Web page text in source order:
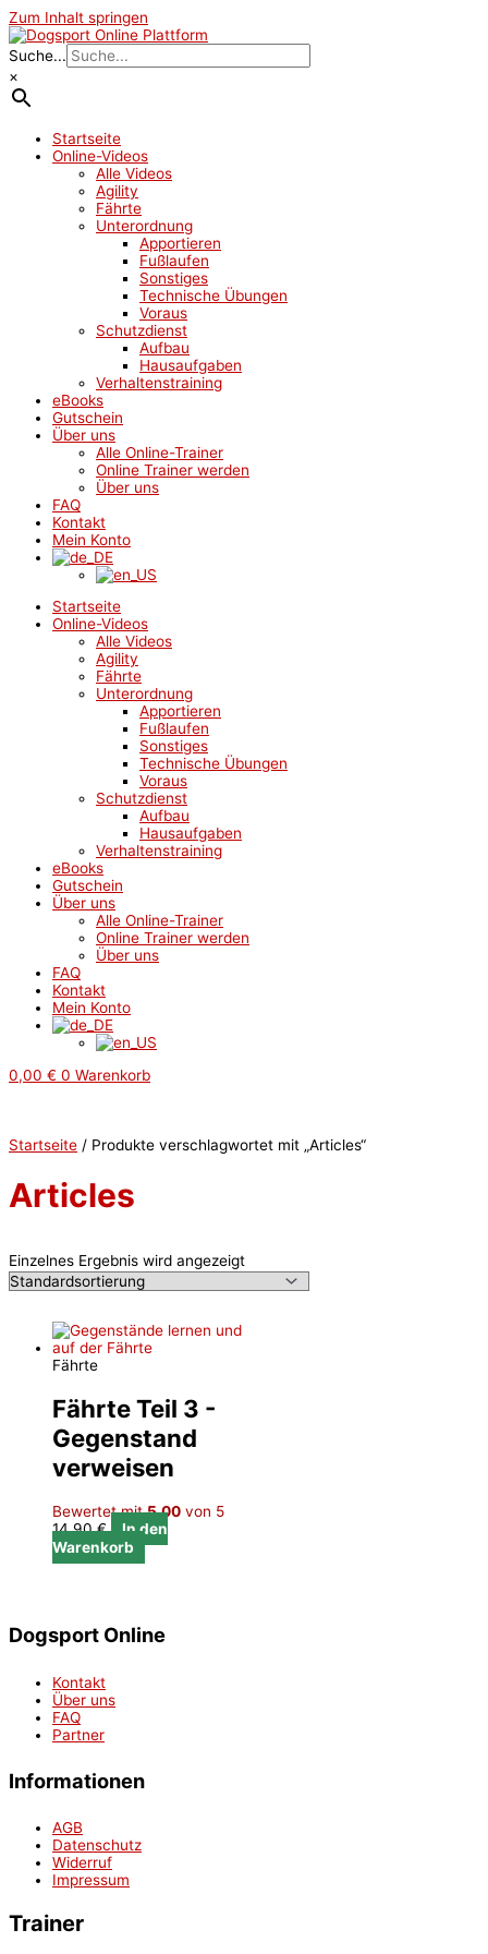
Zum Inhalt springen
Suche...
×
Startseite
Online-Videos
Alle Videos
Agility
Fährte
Unterordnung
Apportieren
Fußlaufen
Sonstiges
Technische Übungen
Voraus
Schutzdienst
Aufbau
Hausaufgaben
Verhaltenstraining
eBooks
Gutschein
Über uns
Alle Online-Trainer
Online Trainer werden
Über uns
FAQ
Kontakt
Mein Konto
Startseite
Online-Videos
Alle Videos
Agility
Fährte
Unterordnung
Apportieren
Fußlaufen
Sonstiges
Technische Übungen
Voraus
Schutzdienst
Aufbau
Hausaufgaben
Verhaltenstraining
eBooks
Gutschein
Über uns
Alle Online-Trainer
Online Trainer werden
Über uns
FAQ
Kontakt
Mein Konto
0,00 € 0 Warenkorb
Startseite / Produkte verschlagwortet mit „Articles“
Articles
Einzelnes Ergebnis wird angezeigt
Fährte
Fährte Teil 3 -
Gegenstand
verweisen
Bewertet mit5.00 von 5
14,90€
In den
Warenkorb
Dogsport Online
Kontakt
Über uns
FAQ
Partner
Informationen
AGB
Datenschutz
Widerruf
Impressum
Trainer